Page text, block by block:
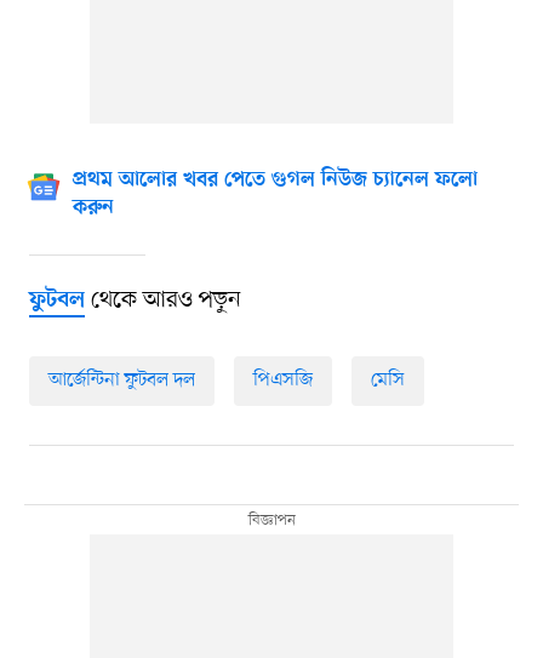
প্রথম আলোর খবর পেতে গুগল নিউজ চ্যানেল ফলো
করুন
ফুটবলথেকে আরও পড়ুন
আর্জেন্টিনা ফুটবল দল পিএসজি মেসি